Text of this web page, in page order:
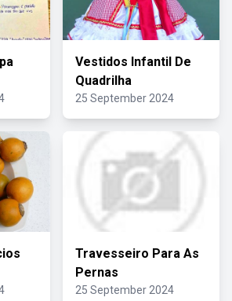
Vestidos Infantil De
Quadrilha
25 September 2024
Travesseiro Para As
Pernas
25 September 2024